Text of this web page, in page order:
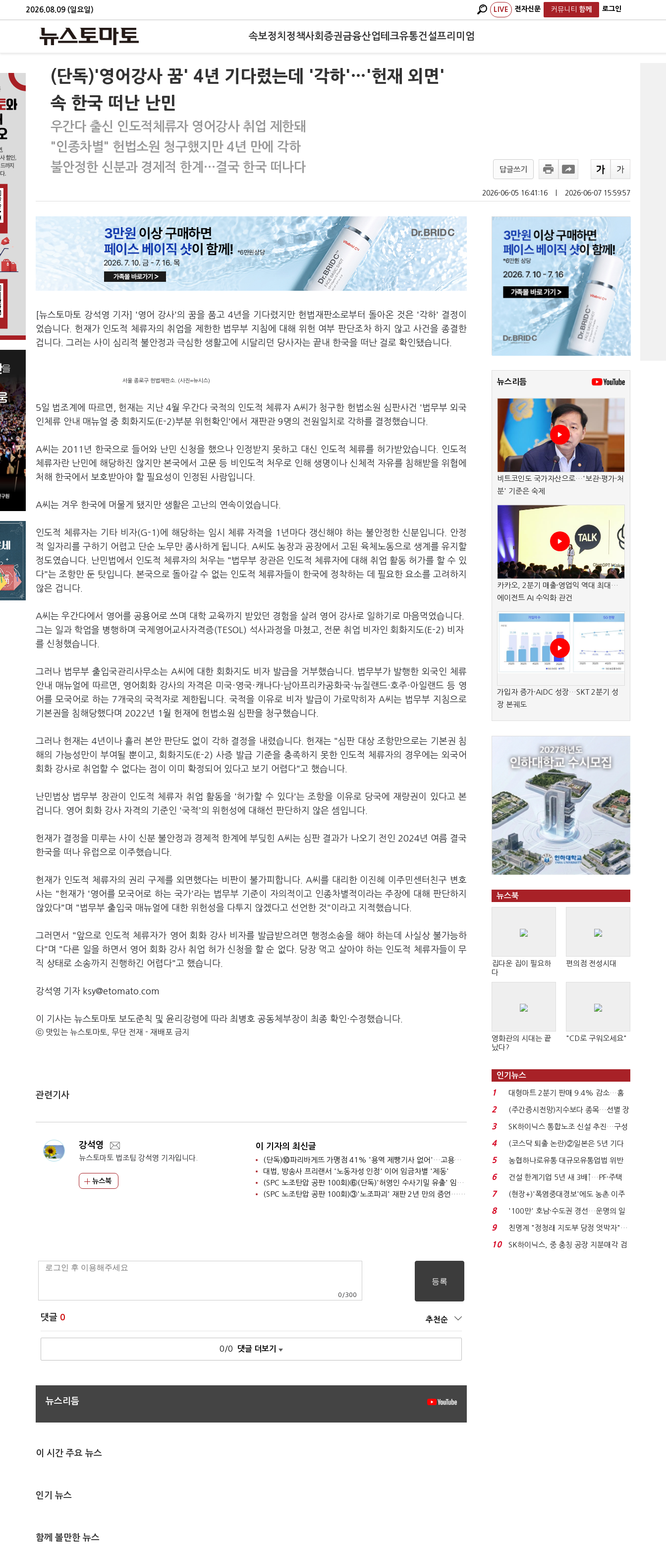
2026.08.09 (일요일) LIVE 전자신문 커뮤니티 함께 로그인
속보정치 정책사회 증권금융산업테크유통건설프리미엄
(단독)'영어강사 꿈' 4년 기다렸는데 '각하'…'헌재 외면'
속 한국 떠난 난민
우간다 출신 인도적체류자 영어강사 취업 제한돼
"인종차별" 헌법소원 청구했지만 4년 만에 각하
불안정한 신분과 경제적 한계…결국 한국 떠나다
답글쓰기
2026-06-05 16:41:16 2026-06-07 15:59:57
[뉴스토마토 강석영 기자] '영어 강사'의 꿈을 품고 4년을 기다렸지만 헌법재판소로부터 돌아온 것은 '각하' 결정이
었습니다. 헌재가 인도적 체류자의 취업을 제한한 법무부 지침에 대해 위헌 여부 판단조차 하지 않고 사건을 종결한
겁니다. 그러는 사이 심리적 불안정과 극심한 생활고에 시달리던 당사자는 끝내 한국을 떠난 걸로 확인됐습니다.
서울 종로구 헌법재판소. (사진=뉴시스)
5일 법조계에 따르면, 헌재는 지난 4월 우간다 국적의 인도적 체류자 A씨가 청구한 헌법소원 심판사건 '법무부 외국
인체류 안내 매뉴얼 중 회화지도(E-2)부분 위헌확인'에서 재판관 9명의 전원일치로 각하를 결정했습니다.
A씨는 2011년 한국으로 들어와 난민 신청을 했으나 인정받지 못하고 대신 인도적 체류를 허가받았습니다. 인도적
체류자란 난민에 해당하진 않지만 본국에서 고문 등 비인도적 처우로 인해 생명이나 신체적 자유를 침해받을 위협에
처해 한국에서 보호받아야 할 필요성이 인정된 사람입니다.
A씨는 겨우 한국에 머물게 됐지만 생활은 고난의 연속이었습니다.
인도적 체류자는 기타 비자(G-1)에 해당하는 임시 체류 자격을 1년마다 갱신해야 하는 불안정한 신분입니다. 안정
적 일자리를 구하기 어렵고 단순 노무만 종사하게 됩니다. A씨도 농장과 공장에서 고된 육체노동으로 생계를 유지할
정도였습니다. 난민법에서 인도적 체류자의 처우는 "법무부 장관은 인도적 체류자에 대해 취업 활동 허가를 할 수 있
다"는 조항만 둔 탓입니다. 본국으로 돌아갈 수 없는 인도적 체류자들이 한국에 정착하는 데 필요한 요소를 고려하지
않은 겁니다.
A씨는 우간다에서 영어를 공용어로 쓰며 대학 교육까지 받았던 경험을 살려 영어 강사로 일하기로 마음먹었습니다.
그는 일과 학업을 병행하며 국제영어교사자격증(TESOL) 석사과정을 마쳤고, 전문 취업 비자인 회화지도(E-2) 비자
를 신청했습니다.
그러나 법무부 출입국관리사무소는 A씨에 대한 회화지도 비자 발급을 거부했습니다. 법무부가 발행한 외국인 체류
안내 매뉴얼에 따르면, 영어회화 강사의 자격은 미국·영국·캐나다·남아프리카공화국·뉴질랜드·호주·아일랜드 등 영
어를 모국어로 하는 7개국의 국적자로 제한됩니다. 국적을 이유로 비자 발급이 가로막히자 A씨는 법무부 지침으로
기본권을 침해당했다며 2022년 1월 헌재에 헌법소원 심판을 청구했습니다.
그러나 헌재는 4년이나 흘러 본안 판단도 없이 각하 결정을 내렸습니다. 헌재는 "심판 대상 조항만으로는 기본권 침
해의 가능성만이 부여될 뿐이고, 회화지도(E-2) 사증 발급 기준을 충족하지 못한 인도적 체류자의 경우에는 외국어
회화 강사로 취업할 수 없다는 점이 이미 확정되어 있다고 보기 어렵다"고 했습니다.
난민법상 법무부 장관이 인도적 체류자 취업 활동을 '허가할 수 있다'는 조항을 이유로 당국에 재량권이 있다고 본
겁니다. 영어 회화 강사 자격의 기준인 '국적'의 위헌성에 대해선 판단하지 않은 셈입니다.
헌재가 결정을 미루는 사이 신분 불안정과 경제적 한계에 부딪힌 A씨는 심판 결과가 나오기 전인 2024년 여름 결국
한국을 떠나 유럽으로 이주했습니다.
헌재가 인도적 체류자의 권리 구제를 외면했다는 비판이 불가피합니다. A씨를 대리한 이진혜 이주민센터친구 변호
사는 "헌재가 '영어를 모국어로 하는 국가'라는 법무부 기준이 자의적이고 인종차별적이라는 주장에 대해 판단하지
않았다"며 "법무부 출입국 매뉴얼에 대한 위헌성을 다투지 않겠다고 선언한 것"이라고 지적했습니다.
그러면서 "앞으로 인도적 체류자가 영어 회화 강사 비자를 발급받으려면 행정소송을 해야 하는데 사실상 불가능하
다"며 "다른 일을 하면서 영어 회화 강사 취업 허가 신청을 할 순 없다. 당장 먹고 살아야 하는 인도적 체류자들이 무
직 상태로 소송까지 진행하긴 어렵다"고 했습니다.
강석영 기자 ksy@etomato.com
이 기사는 뉴스토마토 보도준칙 및 윤리강령에 따라 최병호 공동체부장이 최종 확인·수정했습니다.
ⓒ 맛있는 뉴스토마토, 무단 전재 - 재배포 금지
관련기사
강석영
뉴스토마토 법조팀 강석영 기자입니다.
뉴스북
이 기자의 최신글
(단독)⑩파리바게뜨 가맹점 41% '용역 제빵기사 없어'…고용불안 속 브랜드가치도 '흔들'
대법, 방송사 프리랜서 '노동자성 인정' 이어 임금차별 '제동'
(SPC 노조탄압 공판 100회)⑥(단독)'허영인 수사기밀 유출' 임원, 출소하자 '억대 연봉' 고문으로
(SPC 노조탄압 공판 100회)③'노조파괴' 재판 2년 만의 증언…파리바게뜨 지회장 "허영인에 엄벌을"
0 /300
댓글 0 추천순
0/0 댓글 더보기
뉴스리듬
이 시간 주요 뉴스
인기 뉴스
함께 볼만한 뉴스
뉴스리듬
비트코인도 국가자산으로…'보관·평가·처
분' 기준은 숙제
카카오, 2분기 매출·영업익 역대 최대…
에이전트 AI 수익화 관건
가입자 증가·AIDC 성장…SKT 2분기 성
장 본궤도
뉴스북
집다운 집이 필요하
다
편의점 전성시대
영화관의 시대는 끝
났다?
"CD로 구워오세요"
인기뉴스
1
대형마트 2분기 판매 9.4% 감소…홈
플러스 사태 여파...
2
(주간증시전망)지수보다 종목…선별 장
세 이어진다...
3
SK하이닉스 통합노조 신설 추진…구성
원 간 성과급 불...
4
(코스닥 퇴출 논란)②일본은 5년 기다
려주는데 우리는 ...
5
농협하나로유통 대규모유통업법 위반
적발…공정위, 과...
6
건설 한계기업 5년 새 3배↑…PF·주택
침체에 재무 ...
7
(현장+)'폭염중대경보'에도 농촌 이주
노동자는 강행군…'야...
8
'100만' 호남·수도권 경선…운명의 일
주일
9
친명계 "정청래 지도부 당정 엇박자"…
친청계 "신천지 오...
10
SK하이닉스, 중 충칭 공장 지분매각 검